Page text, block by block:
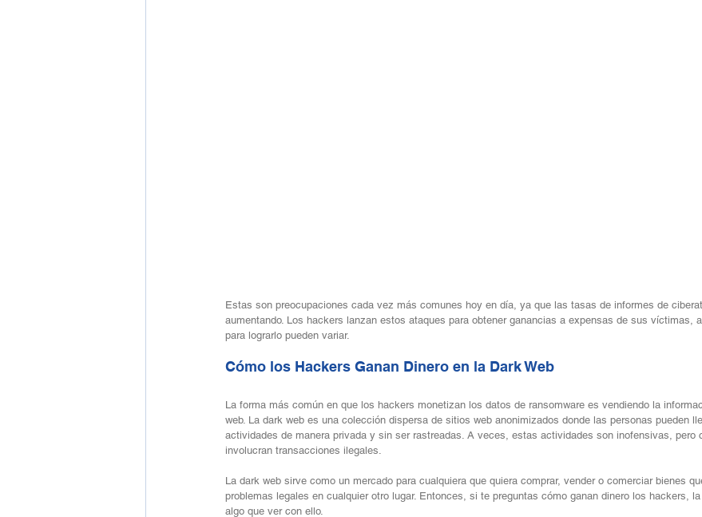
Estas son preocupaciones cada vez más comunes hoy en día, ya que las tasas de informes de
aumentando. Los hackers lanzan estos ataques para obtener ganancias a expensas de sus víctimas,
para lograrlo pueden variar.
Cómo los Hackers Ganan Dinero en la Dark Web
La forma más común en que los hackers monetizan los datos de ransomware es vendiendo la
web. La dark web es una colección dispersa de sitios web anonimizados donde las personas pueden
actividades de manera privada y sin ser rastreadas. A veces, estas actividades son inofensivas, pero
involucran transacciones ilegales.
La dark web sirve como un mercado para cualquiera que quiera comprar, vender o comerciar bienes
problemas legales en cualquier otro lugar. Entonces, si te preguntas cómo ganan dinero los hackers,
algo que ver con ello.